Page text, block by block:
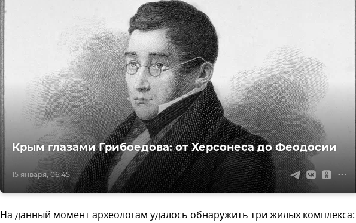
15 января, 06:45
Крым глазами Грибоедова: от Херсонеса до Феодосии
На данный момент археологам удалось обнаружить три жилых комплекса: